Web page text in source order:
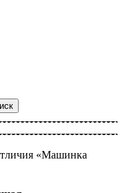
«Машинка